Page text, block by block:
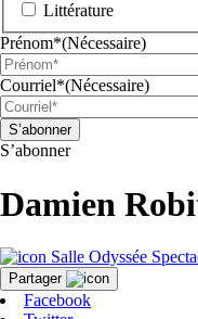
Littérature
Prénom*(Nécessaire)
Courriel*(Nécessaire)
S’abonner
Damien
Salle Odyssée
Partager
Facebook